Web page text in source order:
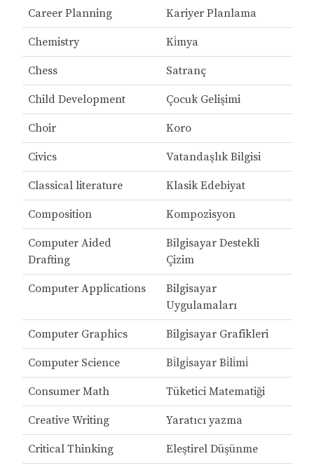
Career Planning Kariyer Planlama
Chemistry Ki̇mya
Chess Satranç
Child Development Çocuk Gelişimi
Choir Koro
Civics Vatandaşlık Bilgisi
Classical literature Klasik Edebiyat
Composition Kompozisyon
Computer Aided
Drafting
Bilgisayar Destekli
Çizim
Computer Applications
Bilgisayar
Uygulamaları
Computer Graphics Bilgisayar Grafikleri
Computer Science Bi̇lgi̇sayar Bi̇li̇mi̇
Consumer Math Tüketici Matematiği
Creative Writing Yaratıcı yazma
Critical Thinking Eleştirel Düşünme